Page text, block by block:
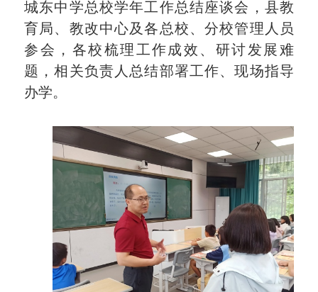
城东中学总校学年工作总结座谈会，县教
育局、教改中心及各总校、分校管理人员
参会，各校梳理工作成效、研讨发展难
题，相关负责人总结部署工作、现场指导
办学。